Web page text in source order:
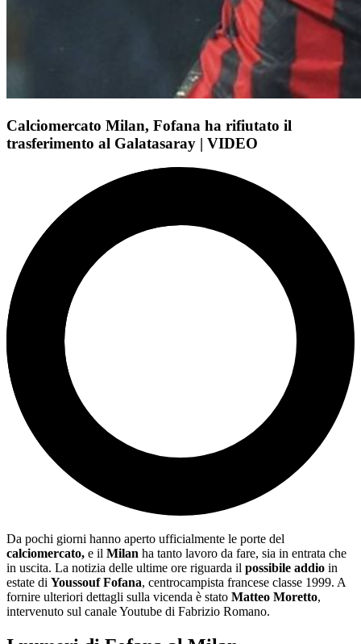
Calciomercato Milan, Fofana ha rifiutato il
trasferimento al Galatasaray | VIDEO
Da pochi giorni hanno aperto ufficialmente le porte del
calciomercato, e il Milan ha tanto lavoro da fare, sia in entrata che
in uscita. La notizia delle ultime ore riguarda il possibile addio in
estate di Youssouf Fofana, centrocampista francese classe 1999. A
fornire ulteriori dettagli sulla vicenda è stato Matteo Moretto,
intervenuto sul canale Youtube di Fabrizio Romano.